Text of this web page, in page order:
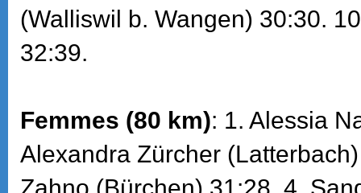
(Walliswil b. Wangen) 30:30.
32:39.
Femmes (80 km): 1. Alessia
Alexandra Zürcher